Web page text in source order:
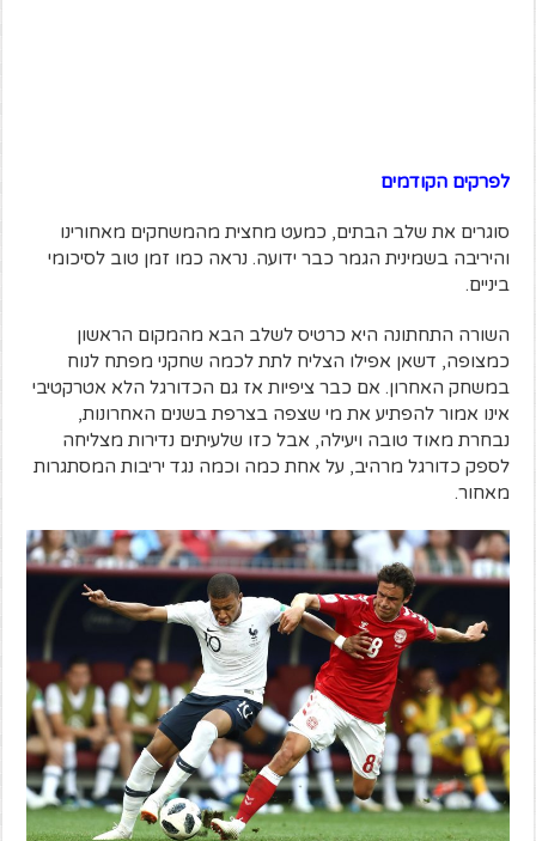
לפרקים הקודמים
סוגרים את שלב הבתים, כמעט מחצית מהמשחקים מאחורינו
והיריבה בשמינית הגמר כבר ידועה. נראה כמו זמן טוב לסיכומי
ביניים.
השורה התחתונה היא כרטיס לשלב הבא מהמקום הראשון
כמצופה, דשאן אפילו הצליח לתת לכמה שחקני מפתח לנוח
במשחק האחרון. אם כבר ציפיות אז גם הכדורגל הלא אטרקטיבי
אינו אמור להפתיע את מי שצפה בצרפת בשנים האחרונות,
נבחרת מאוד טובה ויעילה, אבל כזו שלעיתים נדירות מצליחה
לספק כדורגל מרהיב, על אחת כמה וכמה נגד יריבות המסתגרות
מאחור.